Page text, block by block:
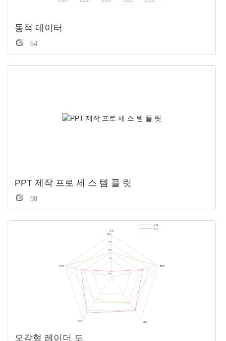
동적 데이터
64
PPT 제작 프로 세 스 템 플 릿
98
오각형 레이더 도